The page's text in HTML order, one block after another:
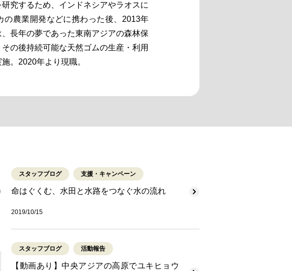
究するため、インドネシアやラオスに
の農業開発などに携わった後、2013年
長年の夢であった東南アジアの森林保
の後持続可能な天然ゴムの生産・利用
。2020年より現職。
スタッフブログ 支援・キャンペーン
命はぐくむ、水田と水路をつなぐ水の流れ
2019/10/15
スタッフブログ 活動報告
【動画あり】中央アジアの高原でユキヒョウ